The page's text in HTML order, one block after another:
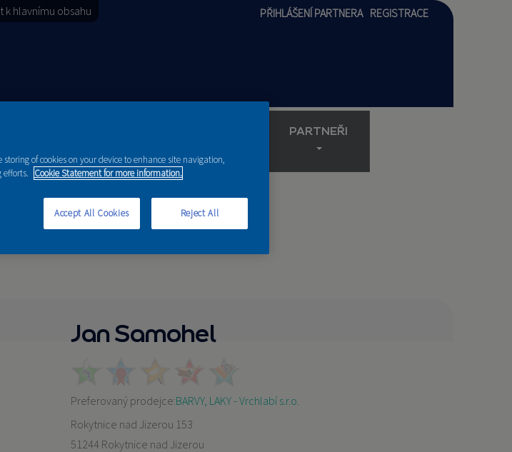
k hlavnímu obsahu PŘIHLÁŠENÍ PARTNERA REGISTRACE
PARTNEŘI
Jan Samohel
Preferovaný prodejce:BARVY, LAKY - Vrchlabí s.r.o.
Rokytnice nad Jizerou 153
51244 Rokytnice nad Jizerou
storing of cookies on your device to enhance site navigation,
efforts. Cookie Statement for more information.
Reject All
Accept All Cookies